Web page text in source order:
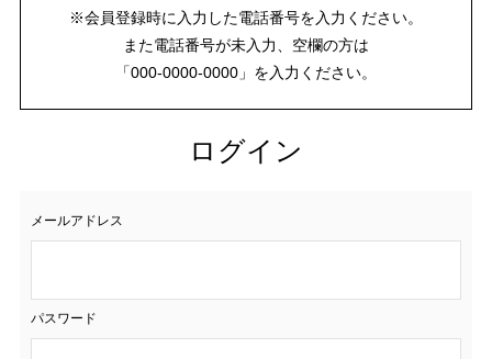
※会員登録時に入力した電話番号を入力ください。
また電話番号が未入力、空欄の方は
「000-0000-0000」を入力ください。
ログイン
メールアドレス
パスワード